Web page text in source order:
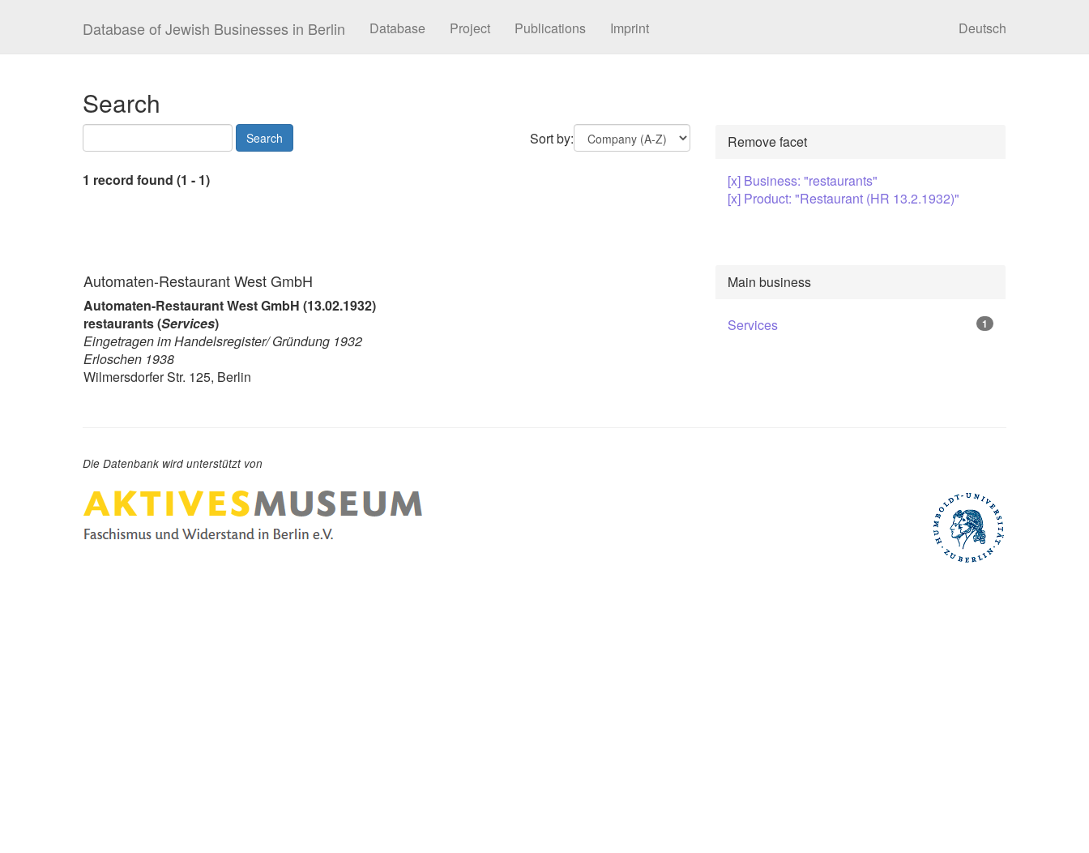
Database of Jewish Businesses in Berlin Database Project Publications Imprint Deutsch
Search
Sort by:
1 record found (1 - 1)
Remove facet
[x] Business: "restaurants"
[x] Product: "Restaurant (HR 13.2.1932)"
Automaten-Restaurant West GmbH
Automaten-Restaurant West GmbH (13.02.1932)
restaurants (Services)
Eingetragen im Handelsregister/ Gründung 1932
Erloschen 1938
Wilmersdorfer Str. 125, Berlin
Main business
Services 1
Die Datenbank wird unterstützt von